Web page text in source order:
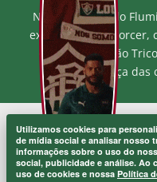
Utilizamos cookies para
de mídia social e analisar nosso
informações sobre o uso do
social, publicidade e análise. Ao
uso de cookies e nossa Política
Na Loja Oficial do
exclusivos para torcer,
orgulho e paixão
mostre a força das
MF MARKETPLACE
Rua Jose de Figueiredo -
Atendimento ao Cliente: